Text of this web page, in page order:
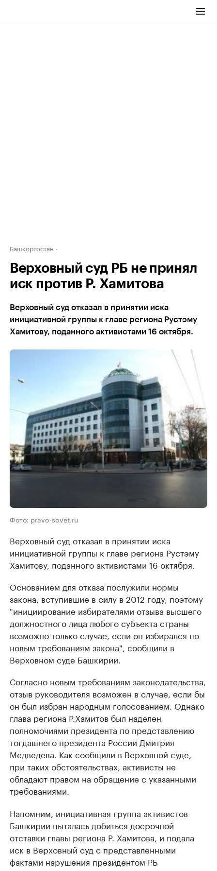
Башкортостан
Верховный суд РБ не принял
иск против Р. Хамитова
Верховный суд отказал в принятии иска
инициативной группы к главе региона Рустэму
Хамитову, поданного активистами 16 октября.
Фото: pravo-sovet.ru
Верховный суд отказал в принятии иска
инициативной группы к главе региона Рустэму
Хамитову, поданного активистами 16 октября.
Основанием для отказа послужили нормы
закона, вступившие в силу в 2012 году, поэтому
"инициирование избирателями отзыва высшего
должностного лица любого субъекта страны
возможно только случае, если он избирался по
новым требованиям закона", сообщили в
Верховном суде Башкирии.
Согласно новым требованиям законодательства,
отзыв руководителя возможен в случае, если бы
он был избран народным голосованием. Однако
глава региона Р.Хамитов был наделен
полномочиями президента по представлению
тогдашнего президента России Дмитрия
Медведева. Как сообщили в Верховной суде,
при таких обстоятельствах, активисты не
обладают правом на обращение с указанными
требованиями.
Напомним, инициативная группа активистов
Башкирии пыталась добиться досрочной
отставки главы региона Р. Хамитова, и подала
иск в Верховный суд с представленными
фактами нарушения президентом РБ